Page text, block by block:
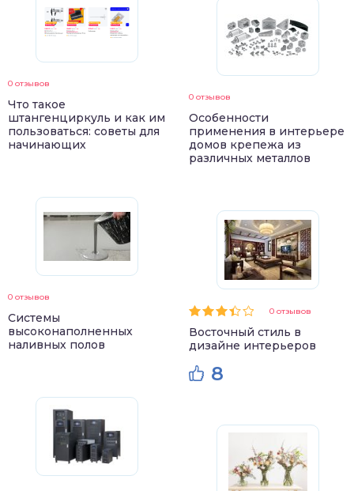
0 отзывов
Что такое
штангенциркуль и как им
пользоваться: советы для
начинающих
0 отзывов
Системы
высоконаполненных
наливных полов
0 отзывов
Особенности
применения в интерьере
домов крепежа из
различных металлов
0 отзывов
Восточный стиль в
дизайне интерьеров
8